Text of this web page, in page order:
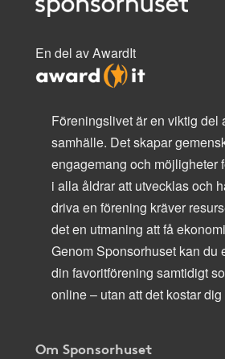
En del av AwardIt
Föreningslivet är en viktig del
samhälle. Det skapar
engagemang och möjligheter
i alla åldrar att utvecklas och
driva en förening kräver
det en utmaning att få
Genom Sponsorhuset kan du
din favoritförening samtidigt
online – utan att det kostar
Om Sponsorhuset